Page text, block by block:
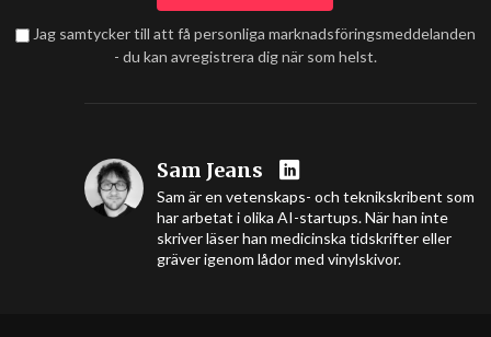
Jag samtycker till att få personliga marknadsföringsmeddelanden
- du kan avregistrera dig när som helst.
Sam Jeans
Sam är en vetenskaps- och teknikskribent som
har arbetat i olika AI-startups. När han inte
skriver läser han medicinska tidskrifter eller
gräver igenom lådor med vinylskivor.